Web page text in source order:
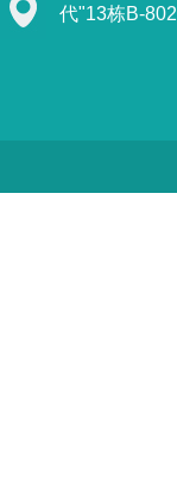
代"13栋B-802